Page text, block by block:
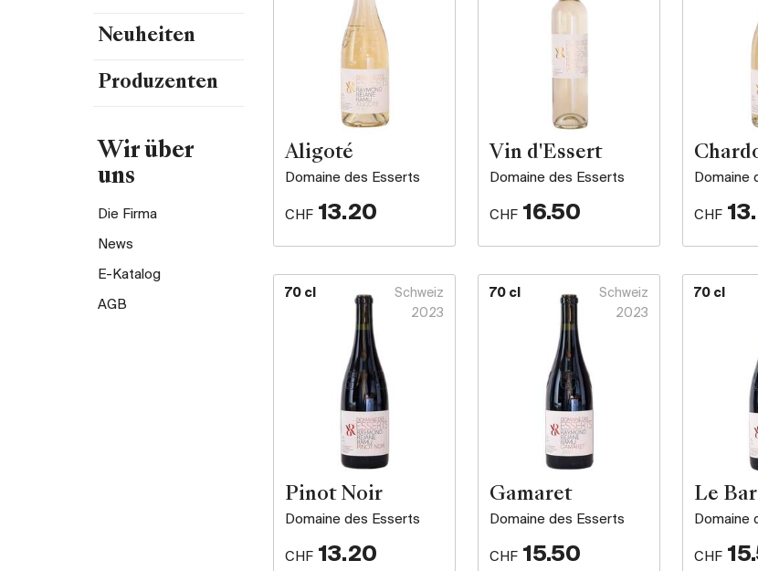
Neuheiten
Produzenten
Wir über
uns
Die Firma
News
E-Katalog
AGB
Aligoté
Domaine des Esserts
CHF 13.20
Vin d'Essert
Domaine des Esserts
CHF 16.50
Domaine
CHF
70 cl
Schweiz
2023
Pinot Noir
Domaine des Esserts
CHF 13.20
70 cl
Schweiz
2023
Gamaret
Domaine des Esserts
CHF 15.50
70 cl
Le
Domaine
CHF